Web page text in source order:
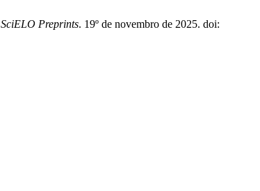
SciELO Preprints. 19º de novembro de 2025. doi: